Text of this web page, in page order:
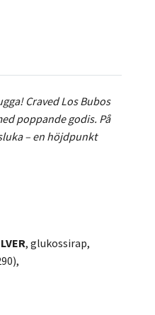
Craved Los Bubos
poppande godis. På
– en höjdpunkt
, glukossirap,